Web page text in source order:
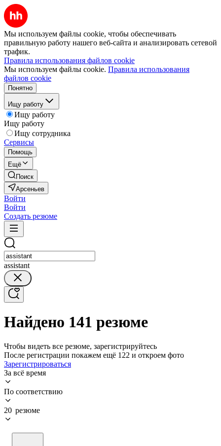
Мы используем файлы cookie, чтобы обеспечивать
правильную работу нашего веб-сайта и анализировать сетевой
трафик.
Правила использования файлов cookie
Мы используем файлы cookie. Правила использования
файлов cookie
Понятно
Ищу работу
Ищу работу
Ищу работу
Ищу сотрудника
Сервисы
Помощь
Ещё
Поиск
Арсеньев
Войти
Войти
Создать резюме
assistant
Найдено 141 резюме
Чтобы видеть все резюме, зарегистрируйтесь
После регистрации покажем ещё 122 и откроем фото
Зарегистрироваться
За всё время
По соответствию
20 резюме